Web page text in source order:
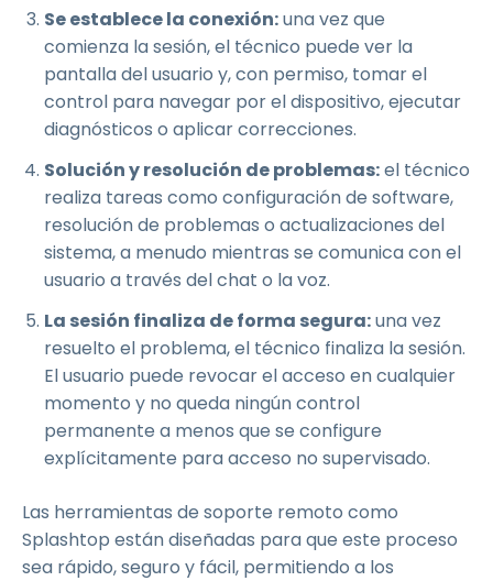
Se establece la conexión:una vez que
comienza la sesión, el técnico puede ver la
pantalla del usuario y, con permiso, tomar el
control para navegar por el dispositivo, ejecutar
diagnósticos o aplicar correcciones.
Solución y resolución de problemas:el técnico
realiza tareas como configuración de software,
resolución de problemas o actualizaciones del
sistema, a menudo mientras se comunica con el
usuario a través del chat o la voz.
La sesión finaliza de forma segura:una vez
resuelto el problema, el técnico finaliza la sesión.
El usuario puede revocar el acceso en cualquier
momento y no queda ningún control
permanente a menos que se configure
explícitamente para acceso no supervisado.
Las herramientas de soporte remoto como
Splashtop están diseñadas para que este proceso
sea rápido, seguro y fácil, permitiendo a los